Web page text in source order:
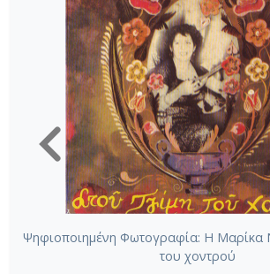
Ψηφιοποιημένη Φωτογραφία: Η Μαρίκα
του χοντρού